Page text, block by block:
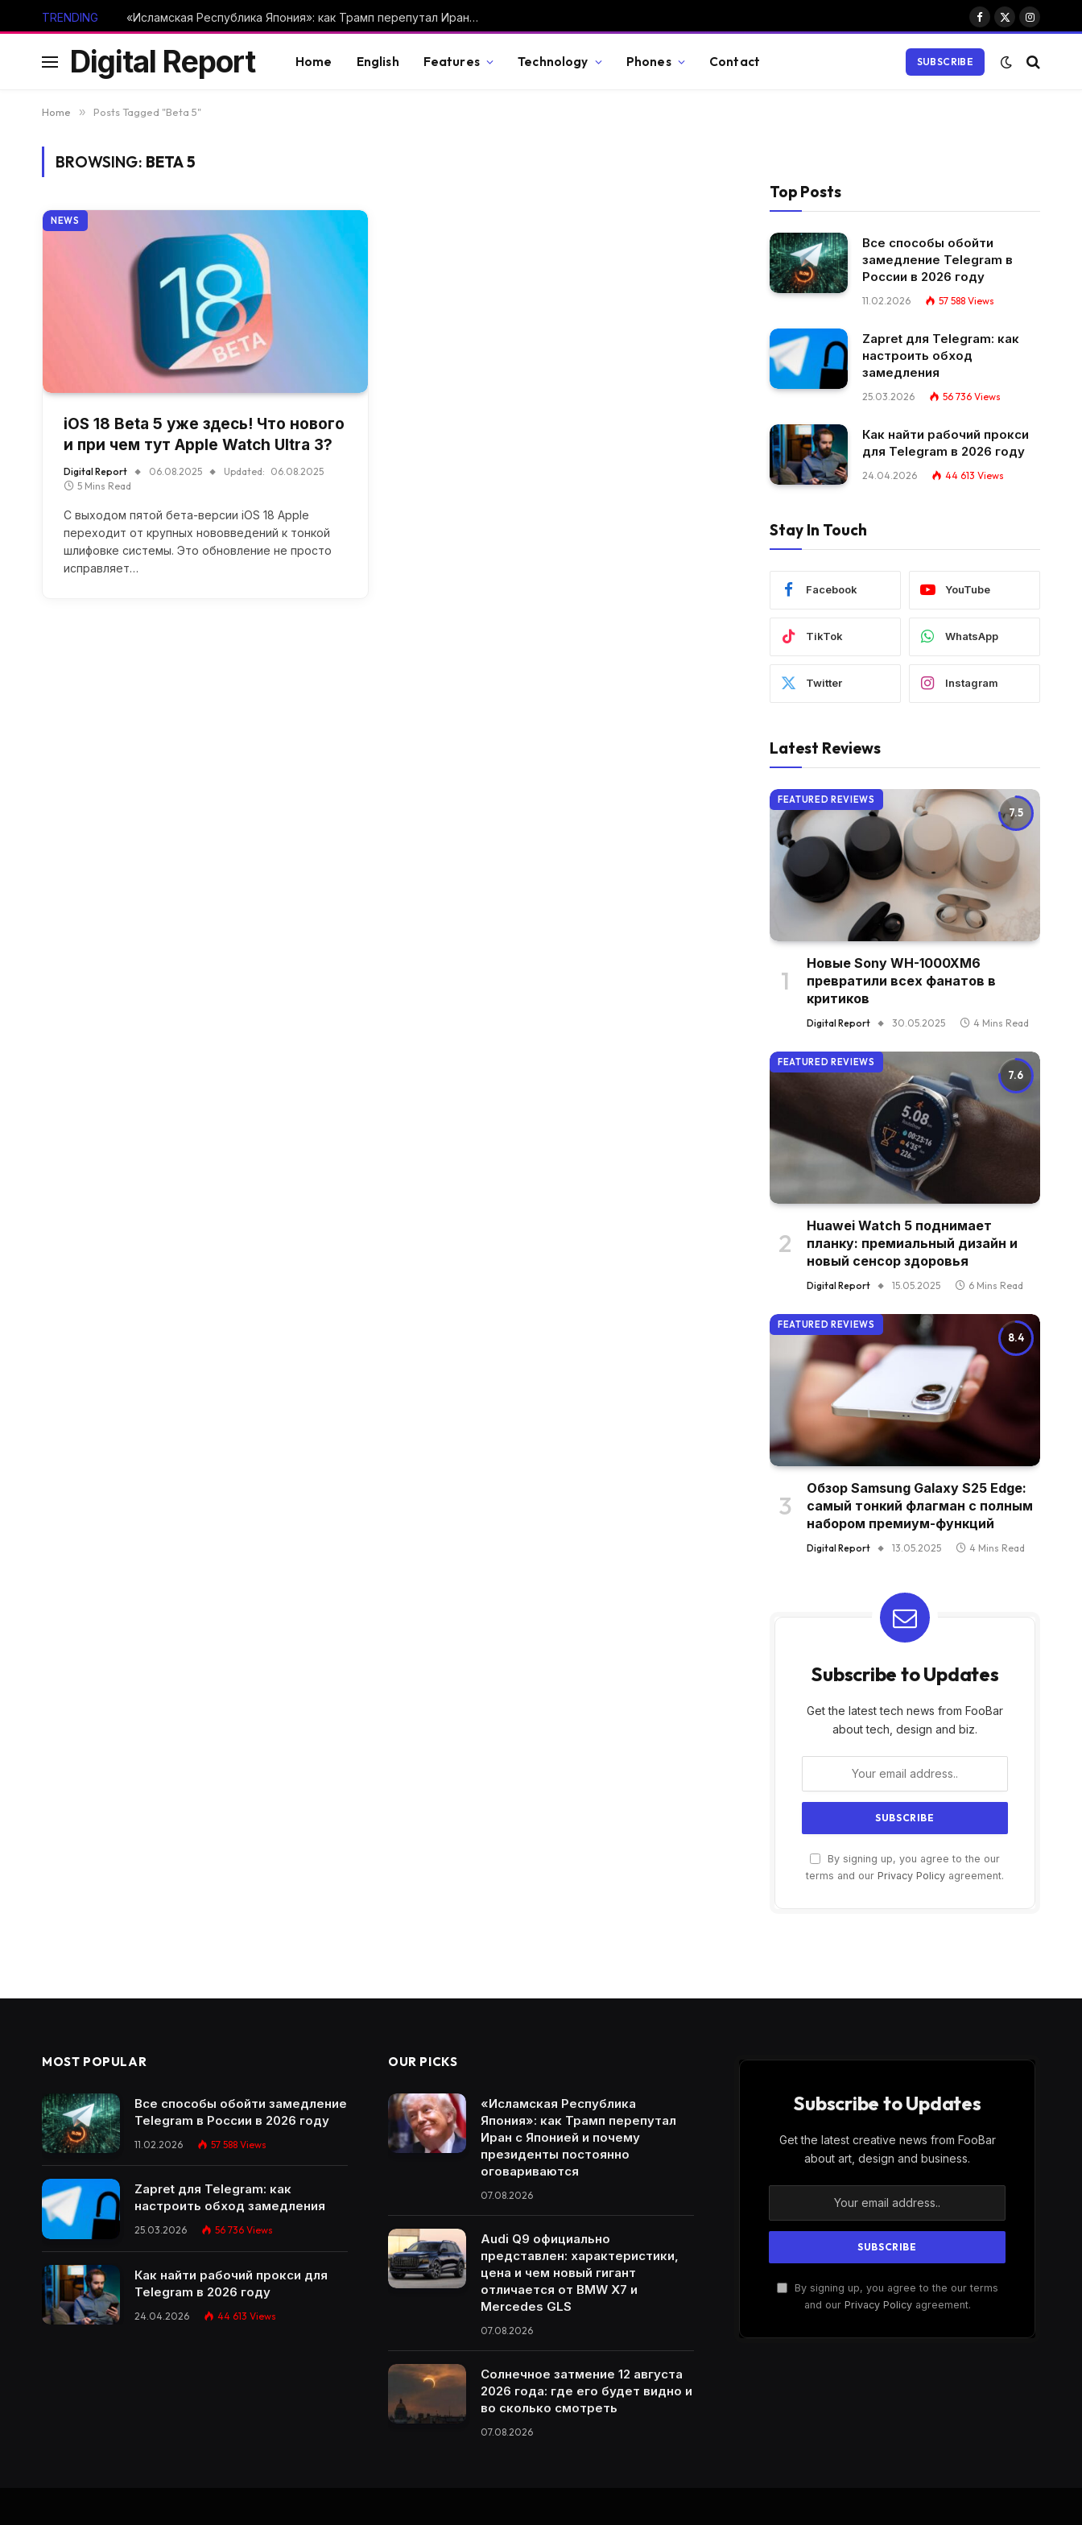
TRENDING «Исламская Республика Япония»: как Трамп перепутал Иран с Японией и почему президенты постоянно оговариваются
Facebook
X
Instagram
Digital Report Home English Features Technology Phones Contact SUBSCRIBE
Home » Posts Tagged "Beta 5"
BROWSING: BETA 5
NEWS
iOS 18 Beta 5 уже здесь! Что нового
и при чем тут Apple Watch Ultra 3?
Digital Report 06.08.2025 Updated: 06.08.2025
5 Mins Read
С выходом пятой бета-версии iOS 18 Apple
переходит от крупных нововведений к тонкой
шлифовке системы. Это обновление не просто
исправляет…
Top Posts
Все способы обойти
замедление Telegram в
России в 2026 году
11.02.2026 57 588 Views
Zapret для Telegram: как
настроить обход
замедления
25.03.2026 56 736 Views
Как найти рабочий прокси
для Telegram в 2026 году
24.04.2026 44 613 Views
Stay In Touch
Facebook YouTube
TikTok WhatsApp
Twitter Instagram
Latest Reviews
7.5
FEATURED REVIEWS
Новые Sony WH-1000XM6
превратили всех фанатов в
критиков
Digital Report 30.05.2025 4 Mins Read
7.6
FEATURED REVIEWS
Huawei Watch 5 поднимает
планку: премиальный дизайн и
новый сенсор здоровья
Digital Report 15.05.2025 6 Mins Read
8.4
FEATURED REVIEWS
Обзор Samsung Galaxy S25 Edge:
самый тонкий флагман с полным
набором премиум-функций
Digital Report 13.05.2025 4 Mins Read
Subscribe to Updates
Get the latest tech news from FooBar
about tech, design and biz.
By signing up, you agree to the our
terms and our Privacy Policy agreement.
MOST POPULAR
Все способы обойти замедление
Telegram в России в 2026 году
11.02.2026 57 588 Views
Zapret для Telegram: как
настроить обход замедления
25.03.2026 56 736 Views
Как найти рабочий прокси для
Telegram в 2026 году
24.04.2026 44 613 Views
OUR PICKS
«Исламская Республика
Япония»: как Трамп перепутал
Иран с Японией и почему
президенты постоянно
оговариваются
07.08.2026
Audi Q9 официально
представлен: характеристики,
цена и чем новый гигант
отличается от BMW X7 и
Mercedes GLS
07.08.2026
Солнечное затмение 12 августа
2026 года: где его будет видно и
во сколько смотреть
07.08.2026
Subscribe to Updates
Get the latest creative news from FooBar
about art, design and business.
By signing up, you agree to the our terms
and our Privacy Policyagreement.